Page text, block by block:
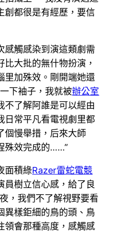
創都很是有經歷，要信
感觸感染到演這類劇需
大批的無什物扮演，
里加殊效。剛開端她還
下袖子，我就被辦公室
不了解阿誰是可以經由
日常平凡看電視劇里都
個慢舉措，后來大師
殊效完成的……”
面積綠Razer雷蛇電競
員樹立信心感，給了良
，我們不了解視野要看
異樣鉅細的鳥的頭、鳥
領會那種高度，感觸感